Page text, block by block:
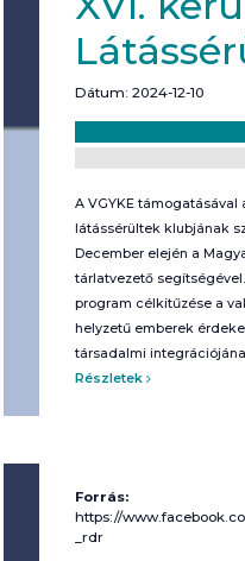
Dátum: 2024-12-10
A VGYKE támogatásával
látássérültek klubjának
December elején a
tárlatvezető
program célkitűzése a
helyzetű emberek
társadalmi
Részletek
Forrás:
https://
_rdr